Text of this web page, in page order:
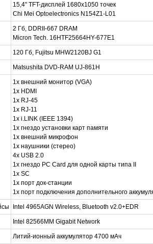
15,4" TFT-дисплей 1680x1050 точек
Chi Mei Optoelectronics N154Z1-L01
2 Гб, DDRII-667 DRAM
Micron Tech. 16HTF25664HY-677E1
120 Гб, Fujitsu MHW2120BJ G1
Matsushita DVD-RAM UJ-861H
1x внешний монитор (VGA)
1x HDMI
1x RJ-45
1x RJ-11
1x i.LINK (IEEE 1394)
1x гнездо установки карт памяти
1x внешний микрофон
1x наушники (стерео)
4x USB 2.0
1х гнездо PC Card для одной карты типа II
1x SC
1x порт док-станции
1х порт подключения дополнительного
Intel 4965AGN Wireless, Bluetooth v2.0+EDR
Intel 82566MM Gigabit Network
Литий-ионный аккумулятор 4700 мАч